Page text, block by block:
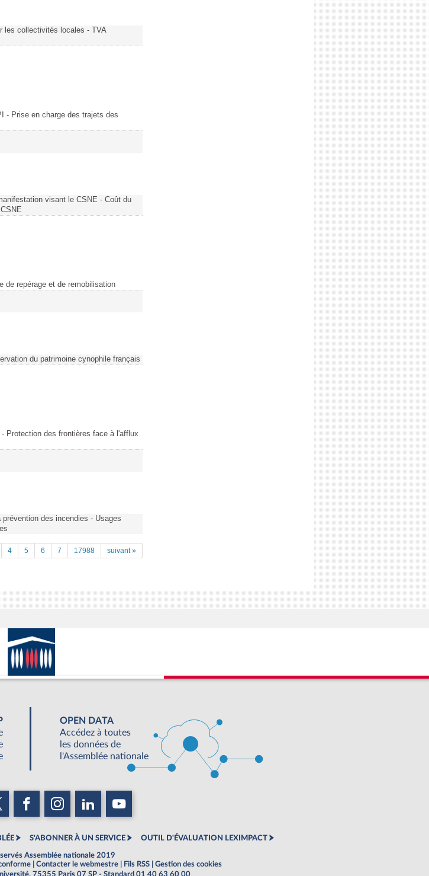
les collectivités locales - TVA
- Prise en charge des trajets des
visant le CSNE - Coût du
de repérage et de remobilisation
du patrimoine cynophile français
Protection des frontières face à l'afflux
des incendies - Usages
4 5 6 7 17988 suivant »
OPEN DATA
Accédez à toutes
les données de
l'Assemblée nationale
S'ABONNER À UN SERVICE OUTIL D'ÉVALUATION LEXIMPACT
Assemblée nationale 2019
Contacter le webmestre Fils RSS
Gestion des cookies
75355 Paris 07 SP - Standard 01 40 63 60 00